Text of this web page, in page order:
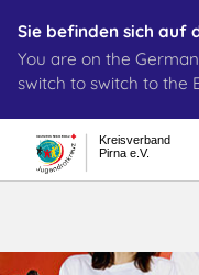
Sie befinden sich auf
You are on the
switch to switch to the
Pirna e.V.
Kreisverband